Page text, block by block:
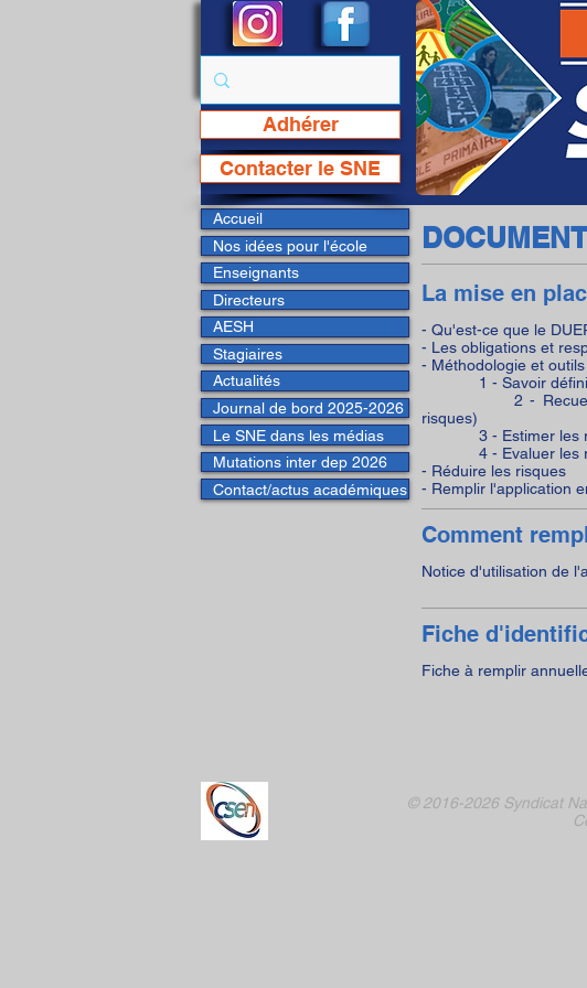
Adhérer
Contacter le SNE
La mise en
- Qu'est-ce que le
- Les obligations et
- Méthodologie et
1 - Savoir définir et
2 - Recueillir les
risques)
3 - Estimer les
4 - Evaluer les
- Réduire les risques
- Remplir l'application
Comment
Notice d'utilisation de
Fiche
Fiche à remplir
Page Facebook du SNE
Accueil
Nos idées pour l'école
Enseignants
Directeurs
AESH
Stagiaires
Actualités
Journal de bord 2025-2026
Le SNE dans les médias
Mutations inter dep 2026
Contact/actus académiques
© 2016-2026 Syndicat